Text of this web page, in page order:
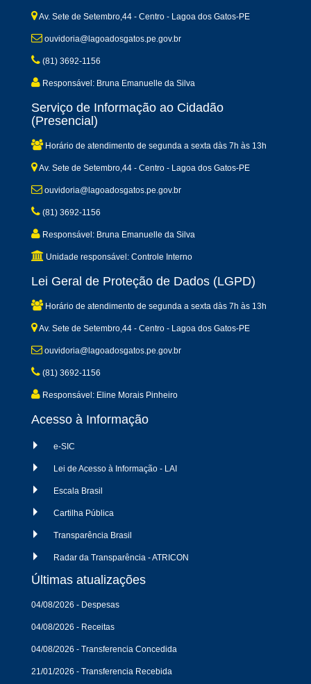
Av. Sete de Setembro,44 - Centro - Lagoa dos Gatos-PE
ouvidoria@lagoadosgatos.pe.gov.br
(81) 3692-1156
Responsável: Bruna Emanuelle da Silva
Serviço de Informação ao Cidadão
(Presencial)
Horário de atendimento de segunda a sexta dàs 7h às 13h
Av. Sete de Setembro,44 - Centro - Lagoa dos Gatos-PE
ouvidoria@lagoadosgatos.pe.gov.br
(81) 3692-1156
Responsável: Bruna Emanuelle da Silva
Unidade responsável: Controle Interno
Lei Geral de Proteção de Dados (LGPD)
Horário de atendimento de segunda a sexta dàs 7h às 13h
Av. Sete de Setembro,44 - Centro - Lagoa dos Gatos-PE
ouvidoria@lagoadosgatos.pe.gov.br
(81) 3692-1156
Responsável: Eline Morais Pinheiro
Acesso à Informação
e-SIC
Lei de Acesso à Informação - LAI
Escala Brasil
Cartilha Pública
Transparência Brasil
Radar da Transparência - ATRICON
Últimas atualizações
04/08/2026 - Despesas
04/08/2026 - Receitas
04/08/2026 - Transferencia Concedida
21/01/2026 - Transferencia Recebida